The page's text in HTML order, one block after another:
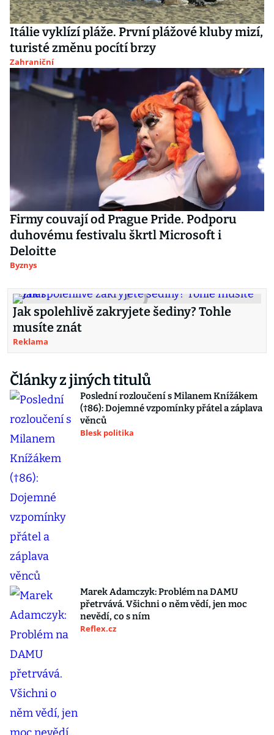
Itálie vyklízí pláže. První plážové kluby mizí,
turisté změnu pocítí brzy
Zahraniční
Firmy couvají od Prague Pride. Podporu
duhovému festivalu škrtl Microsoft i
Deloitte
Byznys
Jak spolehlivě zakryjete šediny? Tohle
musíte znát
Reklama
Články z jiných titulů
Poslední rozloučení s Milanem Knížákem
(†86): Dojemné vzpomínky přátel a záplava
věnců
Blesk politika
Marek Adamczyk: Problém na DAMU
přetrvává. Všichni o něm vědí, jen moc
nevědí, co s ním
Reflex.cz